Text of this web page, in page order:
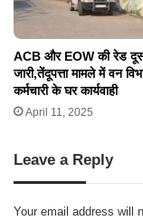
ACB और EOW की रेड
जारी,तेंदूपत्ता मामले में वन
कर्मचारी के घर कार्यवाही
April 11, 2025
Leave a Reply
Your email address will